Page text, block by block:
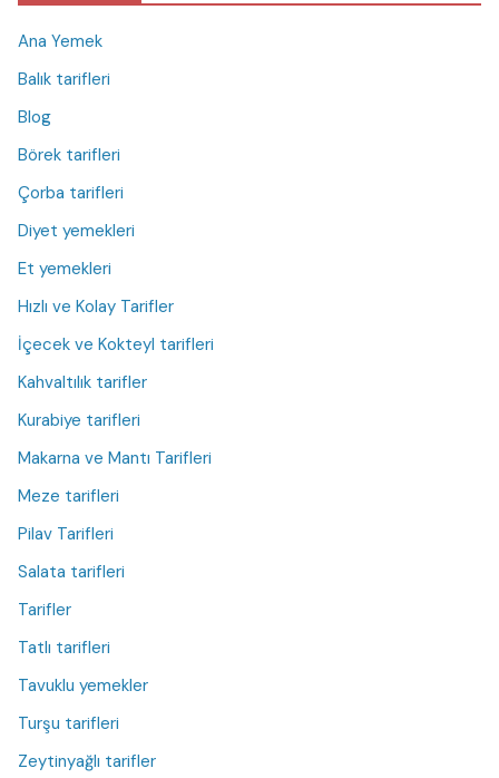
Ana Yemek
Balık tarifleri
Blog
Börek tarifleri
Çorba tarifleri
Diyet yemekleri
Et yemekleri
Hızlı ve Kolay Tarifler
İçecek ve Kokteyl tarifleri
Kahvaltılık tarifler
Kurabiye tarifleri
Makarna ve Mantı Tarifleri
Meze tarifleri
Pilav Tarifleri
Salata tarifleri
Tarifler
Tatlı tarifleri
Tavuklu yemekler
Turşu tarifleri
Zeytinyağlı tarifler